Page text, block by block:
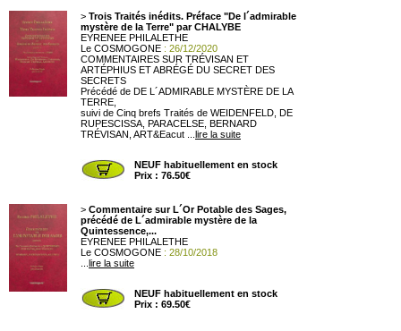
> Trois Traités inédits. Préface "De l´admirable
mystère de la Terre" par CHALYBE
EYRENEE PHILALETHE
Le COSMOGONE : 26/12/2020
COMMENTAIRES SUR TRÉVISAN ET
ARTÉPHIUS ET ABRÉGÉ DU SECRET DES
SECRETS
Précédé de DE L´ADMIRABLE MYSTÈRE DE LA
TERRE,
suivi de Cinq brefs Traités de WEIDENFELD, DE
RUPESCISSA, PARACELSE, BERNARD
TRÉVISAN, ART&Eacut ... lire la suite
NEUF habituellement en stock
Prix : 76.50€
> Commentaire sur L´Or Potable des Sages,
précédé de L´admirable mystère de la
Quintessence,...
EYRENEE PHILALETHE
Le COSMOGONE : 28/10/2018
lire la suite
NEUF habituellement en stock
Prix : 69.50€